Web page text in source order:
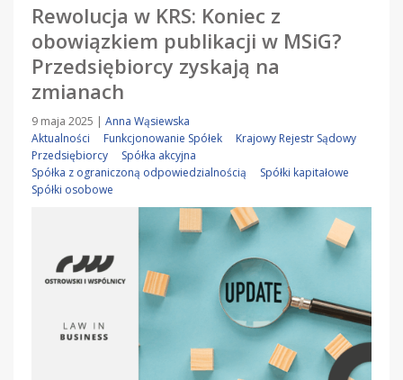
Rewolucja w KRS: Koniec z
obowiązkiem publikacji w MSiG?
Przedsiębiorcy zyskają na
zmianach
9 maja 2025 | Anna Wąsiewska
Aktualności
Funkcjonowanie Spółek
Krajowy Rejestr Sądowy
Przedsiębiorcy
Spółka akcyjna
Spółka z ograniczoną odpowiedzialnością
Spółki kapitałowe
Spółki osobowe